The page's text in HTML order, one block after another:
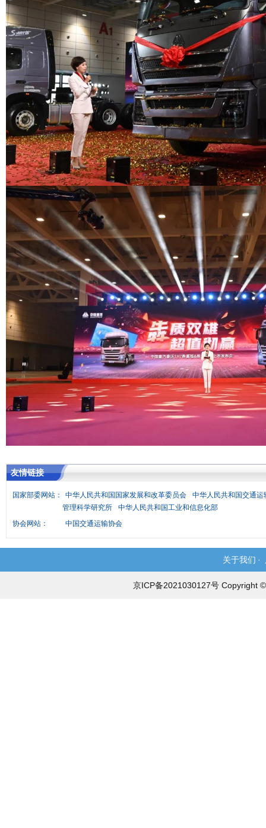
友情链接
国家部委网站： 中华人民共和国国家发展和改革委员会
中华人民共和国交通运
管理科学研究所
中华人民共和国工业和信息化部
协会网站：
中国交通运输协会
关于我们 ·
京ICP备2021030127号 Copyright